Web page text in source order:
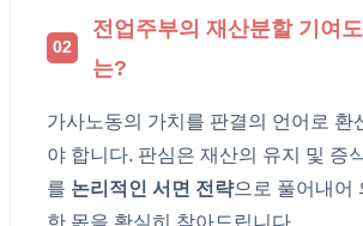
02
전업주부의 재산분할 기여
는?
가사노동의 가치를 판결의 언어로 환
야 합니다. 판심은 재산의 유지 및 증
를 논리적인 서면 전략으로 풀어내어
한 몫을 확실히 찾아드립니다.